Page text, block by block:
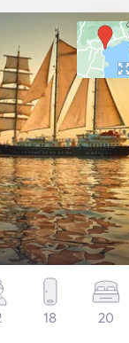
18 20